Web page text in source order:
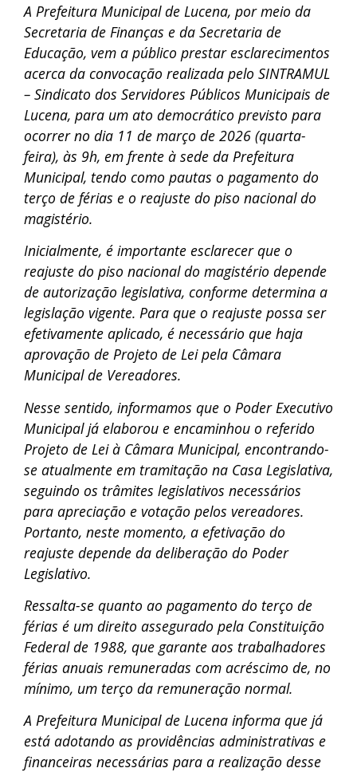
A Prefeitura Municipal de Lucena, por meio da
Secretaria de Finanças e da Secretaria de
Educação, vem a público prestar esclarecimentos
acerca da convocação realizada pelo SINTRAMUL
– Sindicato dos Servidores Públicos Municipais de
Lucena, para um ato democrático previsto para
ocorrer no dia 11 de março de 2026 (quarta-
feira), às 9h, em frente à sede da Prefeitura
Municipal, tendo como pautas o pagamento do
terço de férias e o reajuste do piso nacional do
magistério.
Inicialmente, é importante esclarecer que o
reajuste do piso nacional do magistério depende
de autorização legislativa, conforme determina a
legislação vigente. Para que o reajuste possa ser
efetivamente aplicado, é necessário que haja
aprovação de Projeto de Lei pela Câmara
Municipal de Vereadores.
Nesse sentido, informamos que o Poder Executivo
Municipal já elaborou e encaminhou o referido
Projeto de Lei à Câmara Municipal, encontrando-
se atualmente em tramitação na Casa Legislativa,
seguindo os trâmites legislativos necessários
para apreciação e votação pelos vereadores.
Portanto, neste momento, a efetivação do
reajuste depende da deliberação do Poder
Legislativo.
Ressalta-se quanto ao pagamento do terço de
férias é um direito assegurado pela Constituição
Federal de 1988, que garante aos trabalhadores
férias anuais remuneradas com acréscimo de, no
mínimo, um terço da remuneração normal.
A Prefeitura Municipal de Lucena informa que já
está adotando as providências administrativas e
financeiras necessárias para a realização desse